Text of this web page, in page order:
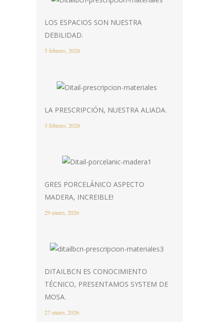
LOS ESPACIOS SON NUESTRA
DEBILIDAD.
5 febrero, 2026
LA PRESCRIPCIÓN, NUESTRA ALIADA.
3 febrero, 2026
GRES PORCELÁNICO ASPECTO
MADERA, INCREIBLE!
29 enero, 2026
DITAILBCN ES CONOCIMIENTO
TÉCNICO, PRESENTAMOS SYSTEM DE
MOSA.
27 enero, 2026